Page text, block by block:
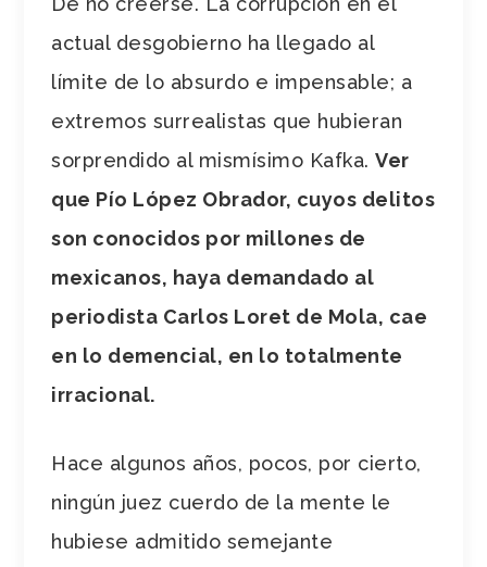
actual desgobierno ha llegado al
límite de lo absurdo e impensable; a
extremos surrealistas que hubieran
sorprendido al mismísimo Kafka.Ver
que Pío López Obrador, cuyos delitos
son conocidos por millones de
mexicanos, haya demandado al
periodista Carlos Loret de Mola, cae
en lo demencial, en lo totalmente
irracional.
Hace algunos años, pocos, por cierto,
ningún juez cuerdo de la mente le
hubiese admitido semejante